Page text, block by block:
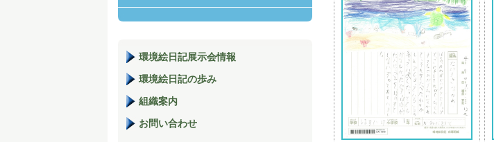
環境絵日記展示会情報
環境絵日記の歩み
組織案内
お問い合わせ